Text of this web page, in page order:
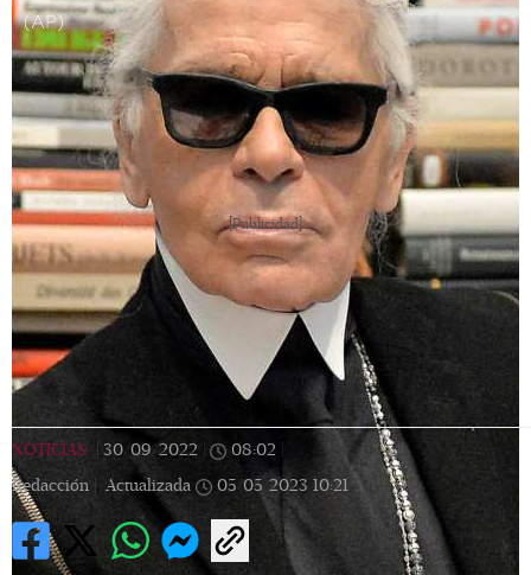
(AP)
[Publicidad]
NOTICIAS 30/09/2022 08:02
Redacción |
Actualizada 05/05/2023 10:21